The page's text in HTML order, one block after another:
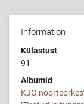
Information
Külastust
91
Albumid
KJG